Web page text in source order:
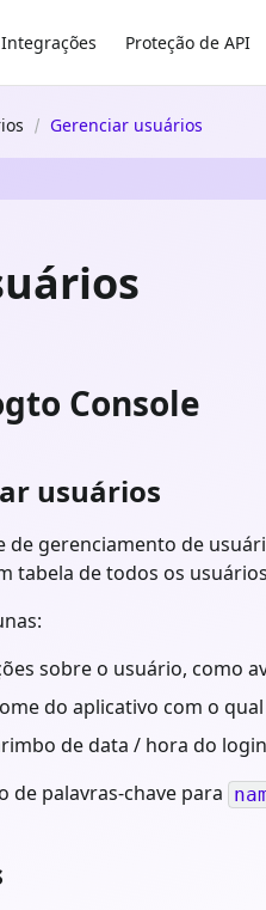
Integrações Proteção de API
Gerenciar usuários
Console
usuários
de gerenciamento de
tabela de todos os
sobre o usuário, como
do aplicativo com o
de data / hora do
de palavras-chave para